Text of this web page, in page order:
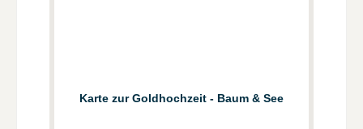
Karte zur Goldhochzeit - Baum & See